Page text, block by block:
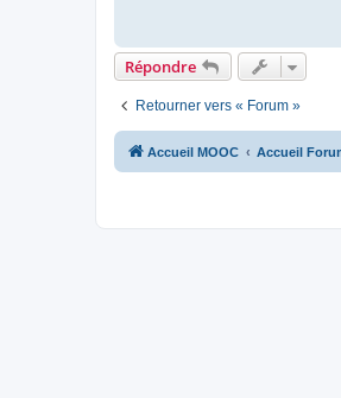
Répondre
Retourner vers « Forum »
Accueil MOOC Accueil